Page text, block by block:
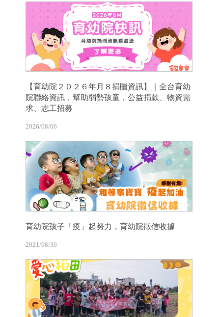
【育幼院２０２６年月８捐贈資訊】｜全台育幼
院聯絡資訊，幫助弱勢孩童，公益捐款、物資需
求、志工招募
2026/08/06
育幼院孩子「疫」起努力，育幼院徵信收據
2021/08/30